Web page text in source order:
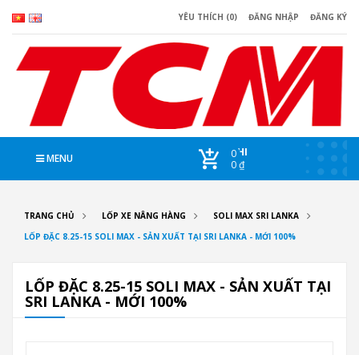
YÊU THÍCH (0) ĐĂNG NHẬP ĐĂNG KÝ
MENU CHI
0
0 ₫
TRANG CHỦ LỐP XE NÂNG HÀNG
SOLI MAX SRI LANKA
LỐP ĐẶC 8.25-15 SOLI MAX - SẢN XUẤT TẠI SRI LANKA - MỚI 100%
LỐP ĐẶC 8.25-15 SOLI MAX - SẢN XUẤT TẠI
SRI LANKA - MỚI 100%